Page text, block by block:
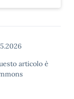
articolo è